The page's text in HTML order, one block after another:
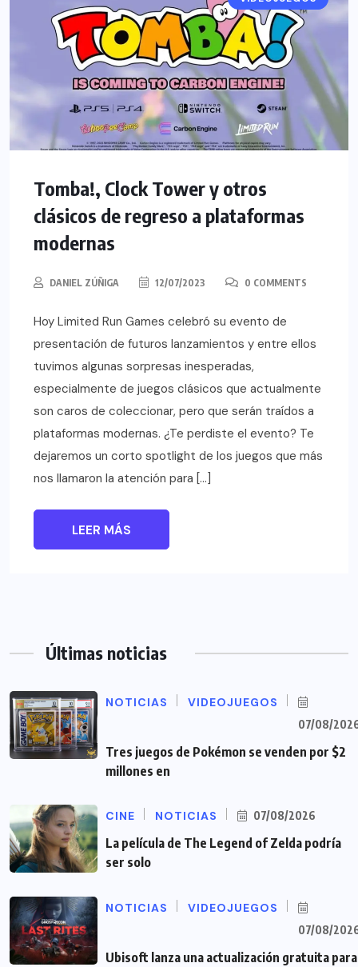
Tomba!, Clock Tower y otros
clásicos de regreso a plataformas
modernas
DANIEL ZÚÑIGA 12/07/2023 0 COMMENTS
Hoy Limited Run Games celebró su evento de
presentación de futuros lanzamientos y entre ellos
tuvimos algunas sorpresas inesperadas,
especialmente de juegos clásicos que actualmente
son caros de coleccionar, pero que serán traídos a
plataformas modernas. ¿Te perdiste el evento? Te
dejaremos un corto spotlight de los juegos que más
nos llamaron la atención para […]
LEER MÁS
Últimas noticias
NOTICIAS VIDEOJUEGOS
07/08/
Tres juegos de Pokémon se venden por $2
millones en
CINE NOTICIAS 07/08/2026
La película de The Legend of Zelda podría
ser solo
NOTICIAS VIDEOJUEGOS
07/08/
Ubisoft lanza una actualización gratuita para